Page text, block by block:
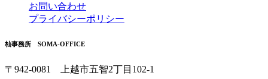
お問い合わせ
プライバシーポリシー
杣事務所 SOMA-OFFICE
〒942-0081 上越市五智2丁目102-1